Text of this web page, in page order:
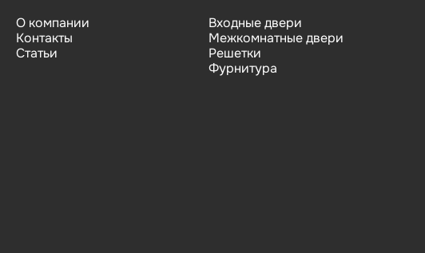
О компании
Контакты
Статьи
Входные двери
Межкомнатные двери
Решетки
Фурнитура